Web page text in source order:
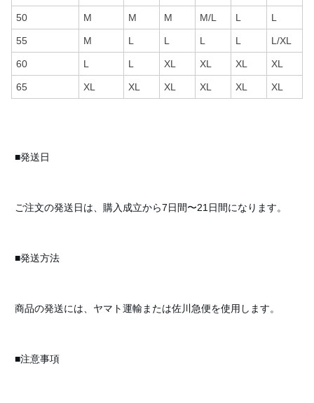
50 M M M M/L L L
55 M L L L L L/XL
60 L L XL XL XL XL
65 XL XL XL XL XL XL
■発送日
ご注文の発送日は、購入成立から7日間〜21日間になります。
■発送方法
商品の発送には、ヤマト運輸または佐川急便を使用します。
■注意事項